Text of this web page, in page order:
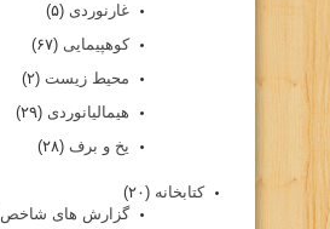
غارنوردی (۵)
کوهپیمایی (۶۷)
محیط زیست (۲)
هیمالیانوردی (۲۹)
یخ و برف (۲۸)
کتابخانه (۲۰)
گزارش های شاخص